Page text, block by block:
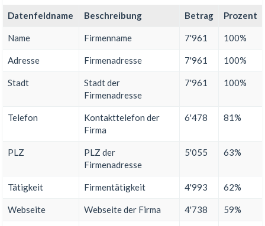
Datenfeldname Beschreibung Betrag Prozent
Name Firmenname 7'961 100%
Adresse Firmenadresse 7'961 100%
Stadt
Stadt der
Firmenadresse
7'961 100%
Telefon
Kontakttelefon der
Firma
6'478 81%
PLZ
PLZ der
Firmenadresse
5'055 63%
Tätigkeit Firmentätigkeit 4'993 62%
Webseite Webseite der Firma 4'738 59%